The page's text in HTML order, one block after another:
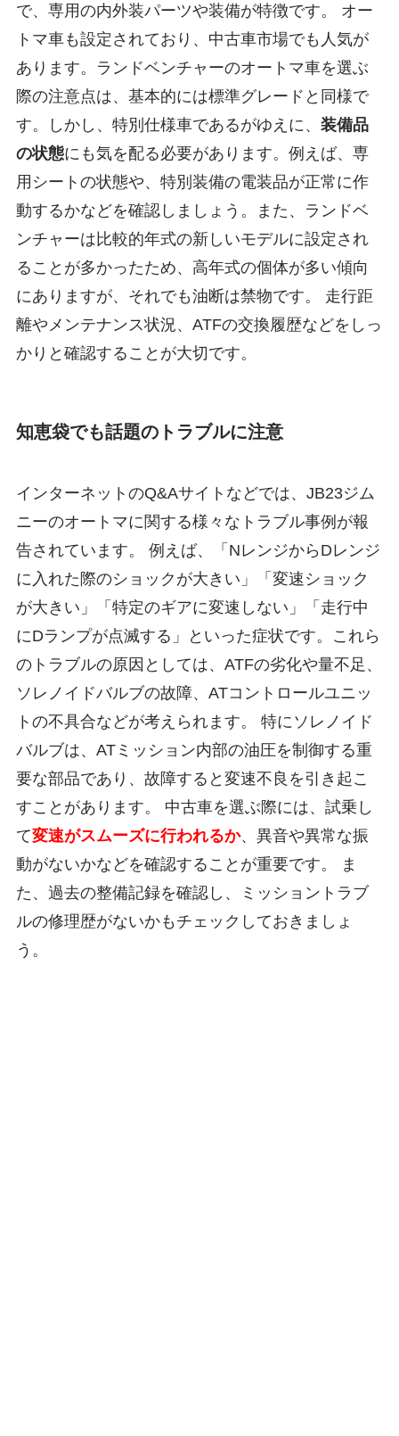
で、専用の内外装パーツや装備が特徴です。 オー
トマ車も設定されており、中古車市場でも人気が
あります。ランドベンチャーのオートマ車を選ぶ
際の注意点は、基本的には標準グレードと同様で
す。しかし、特別仕様車であるがゆえに、 装備品
の状態にも気を配る必要があります。例えば、専
用シートの状態や、特別装備の電装品が正常に作
動するかなどを確認しましょう。また、ランドベ
ンチャーは比較的年式の新しいモデルに設定され
ることが多かったため、高年式の個体が多い傾向
にありますが、それでも油断は禁物です。 走行距
離やメンテナンス状況、ATFの交換履歴などをしっ
かりと確認することが大切です。
知恵袋でも話題のトラブルに注意
インターネットのQ&Aサイトなどでは、JB23ジム
ニーのオートマに関する様々なトラブル事例が報
告されています。 例えば、「NレンジからDレンジ
に入れた際のショックが大きい」「変速ショック
が大きい」「特定のギアに変速しない」「走行中
にDランプが点滅する」といった症状です。これら
のトラブルの原因としては、ATFの劣化や量不足、
ソレノイドバルブの故障、ATコントロールユニッ
トの不具合などが考えられます。 特にソレノイド
バルブは、ATミッション内部の油圧を制御する重
要な部品であり、故障すると変速不良を引き起こ
すことがあります。 中古車を選ぶ際には、試乗し
て変速がスムーズに行われるか、異音や異常な振
動がないかなどを確認することが重要です。 ま
た、過去の整備記録を確認し、ミッショントラブ
ルの修理歴がないかもチェックしておきましょ
う。